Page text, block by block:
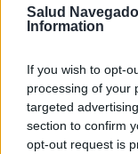
Salud
Information
If you wish to opt-
processing of your
targeted
section to confirm
opt-out request is
VIAJES